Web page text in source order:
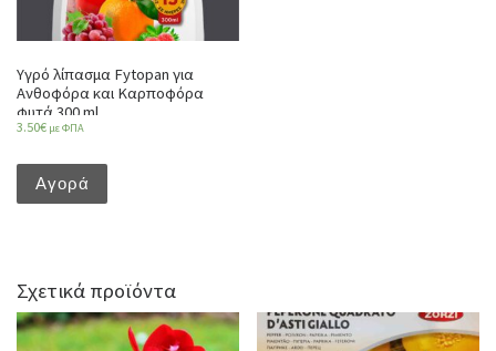
Υγρό λίπασμα Fytopan για
Ανθοφόρα και Καρποφόρα
φυτά 300 ml
3.50€ με ΦΠΑ
Αγορά
Σχετικά προϊόντα